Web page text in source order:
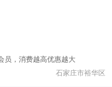
员，消费越高优惠越大
石家庄市裕华区